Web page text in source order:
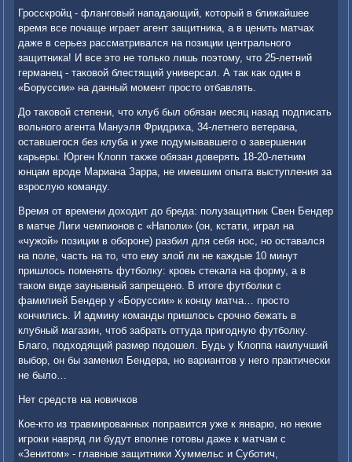
Гросскройц - фланговый нападающий, который в ближайшее
время все почаще играет агент защитника, а в ценить матчах
даже в серьез рассматривался на позиции центрального
защитника! И все это не только лишь поэтому, что 25-летний
германец - таковой блестящий универсал. А так как один в
«Боруссии» на данный момент просто отбавлять.
До таковой степени, что клуб был обязан месяц назад подписать
вольного агента Мануэля Фридриха, 34-летнего ветерана,
оставшегося без клуба и уже подумывавшего о завершении
карьеры. Юрген Клопп также обязан доверять 18-20-летним
юнцам вроде Мариана Зарра, не имевшим опыта выступления за
взрослую команду.
Время от времени доходит до бреда: полузащитник Свен Бендер
в матче Лиги чемпионов с «Наполи» (он, кстати, играл на
«чужой» позиции в обороне) разбил для себя нос, но оставался
на поле, часть на то, что ему злой ли не каждые 10 минут
пришлось поменять футболку: кровь стекала на форму, а в
таком виде заунывный запрещено. В итоге футболки с
фамилией Бендер у «Боруссии» к концу матча… просто
кончились. И админу команды пришлось срочно бежать в
клубный магазин, чтоб забрать оттуда пригодную футболку.
Благо, подходящий размер подошел. Будь у Клоппа наилучший
выбор, он бы заменил Бендера, но вариантов у него практически
не было…
Нет средств на новичков
Кое-кто из травмированных поправится уже к январю, но некие
игроки навряд ли будут вполне готовы даже к матчам с
«Зенитом» - главные защитники Хуммельс и Суботич,